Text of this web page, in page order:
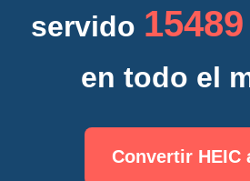
servido 15489
en todo el
Convertir HEIC